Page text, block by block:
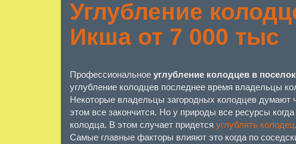
Углубление
Икша от 7 000 тыс
Профессиональное углубление колодцев в
углубление колодцев последнее время владельцы
Некоторые владельцы загородных колодцев думают
этом все закончится. Но у природы все ресурсы
колодца. В этом случает придется углублять колодец.
Самые главные факторы влияют это когда по